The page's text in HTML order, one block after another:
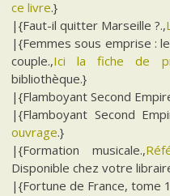
ce livre.}
|{Faut-il quitter Marseille ?.,
|{Femmes sous emprise :
couple.,Ici la fiche de
bibliothèque.}
|{Flamboyant Second
|{Flamboyant Second
ouvrage.}
|{Formation musicale.,
Disponible chez votre
|{Fortune de France, tome